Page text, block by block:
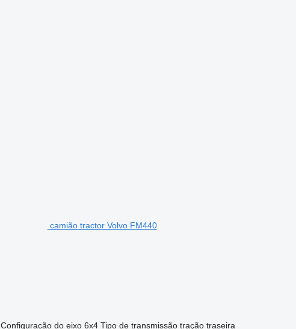
camião tractor Volvo FM440
Configuração do eixo 6x4 Tipo de transmissão tração traseira